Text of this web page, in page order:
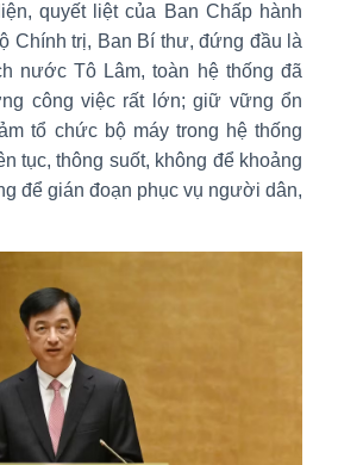
quyết liệt của Ban Chấp hành
Chính trị, Ban Bí thư, đứng đầu là
nước Tô Lâm, toàn hệ thống đã
công việc rất lớn; giữ vững ổn
tổ chức bộ máy trong hệ thống
tục, thông suốt, không để khoảng
để gián đoạn phục vụ người dân,